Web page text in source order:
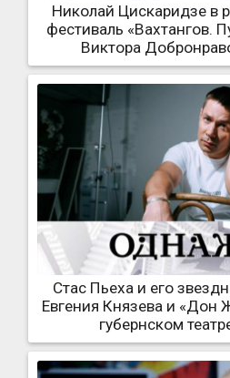
Николай Цискаридзе в
фестиваль «Вахтангов.
Виктора
Стас Пьеха и его
Евгения Князева и «Дон
губернском